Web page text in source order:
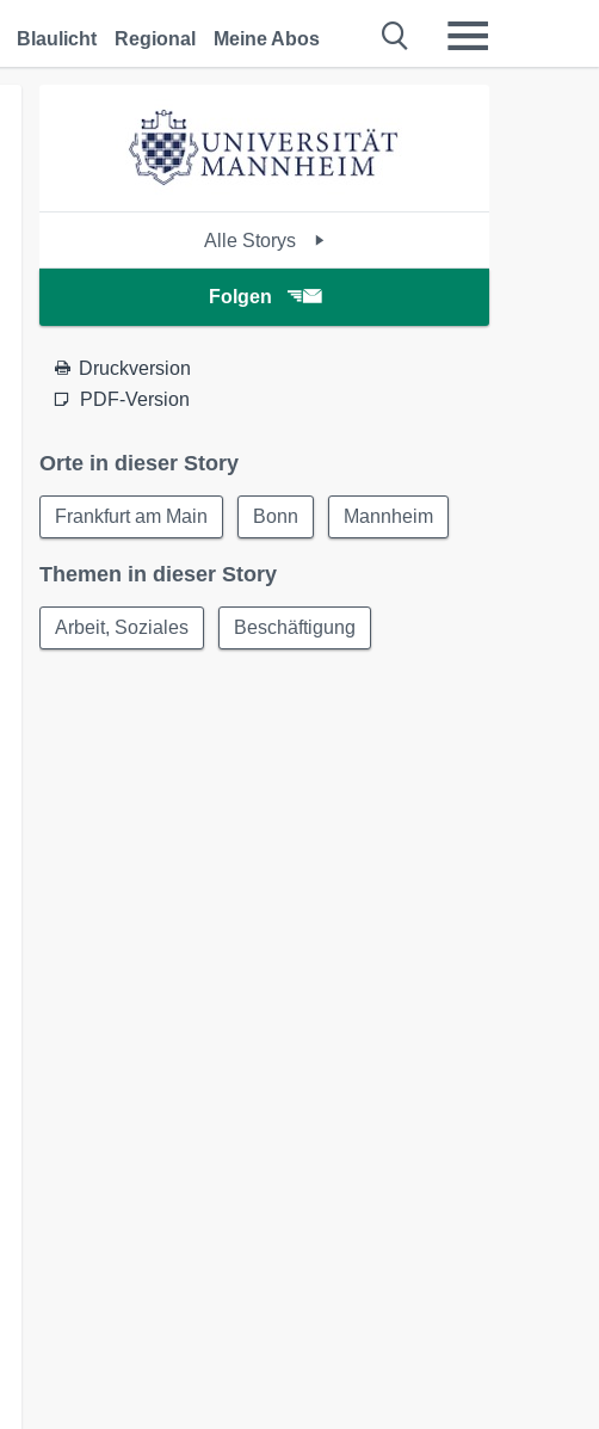
Blaulicht Regional Meine Abos
Alle Storys
Folgen
Druckversion
PDF-Version
Orte in dieser Story
Frankfurt am Main Bonn Mannheim
Themen in dieser Story
Arbeit, Soziales Beschäftigung